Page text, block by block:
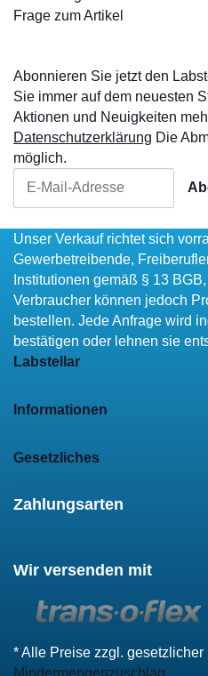
Frage zum Artikel
Abonnieren Sie jetzt den
Sie immer auf dem neuesten
Aktionen und Neuigkeiten
Datenschutzerklärung Die
möglich.
Unser Verkauf richtet sich
Gewerbetreibende,
Institutionen gemäß § 13
Verbraucher können jedoch
bestellen. Jede Anfrage wird
bestätigen oder lehnen sie
Labstellar
Informationen
Gesetzliches
Zahlungsarten
Wir versenden mit
* Alle Preise zzgl. gesetzlicher